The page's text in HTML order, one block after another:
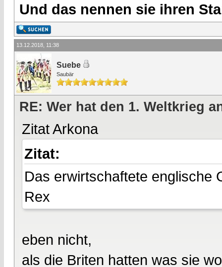
Und das nennen sie ihren
13.12.2018, 11:38
Suebe
Saubär
RE: Wer hat den 1. Weltkrieg
Zitat Arkona
Zitat:
Das erwirtschaftete englische
Rex
eben nicht,
als die Briten hatten was sie